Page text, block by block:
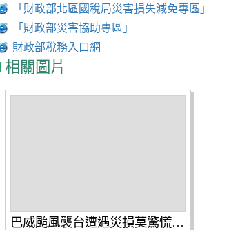
「財政部北區國稅局災害損失減免專區」
「財政部災害協助專區」
財政部稅務入口網
相關圖片
巴威颱風襲台遭遇災損莫驚慌-災害損失稅捐減免3步驟宣導DM.jpg